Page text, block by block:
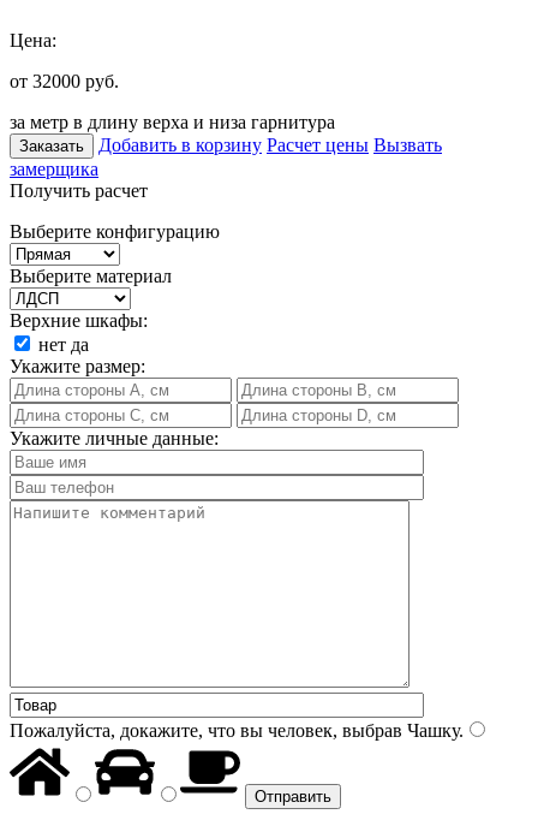
Цена:
от 32000 руб.
за метр в длину верха и низа гарнитура
Заказать Добавить в корзину Расчет цены Вызвать
замерщика
Получить расчет
Выберите конфигурацию
Выберите материал
Верхние шкафы:
нет да
Укажите размер:
Укажите личные данные:
Пожалуйста, докажите, что вы человек, выбрав Чашку.